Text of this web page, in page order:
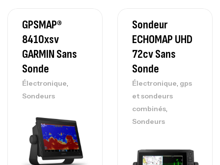
GPSMAP®
8410xsv
GARMIN Sans
Sonde
Électronique,
Sondeurs
Sondeur
ECHOMAP UHD
72cv Sans
Sonde
Électronique, gps
et sondeurs
combinés,
Sondeurs